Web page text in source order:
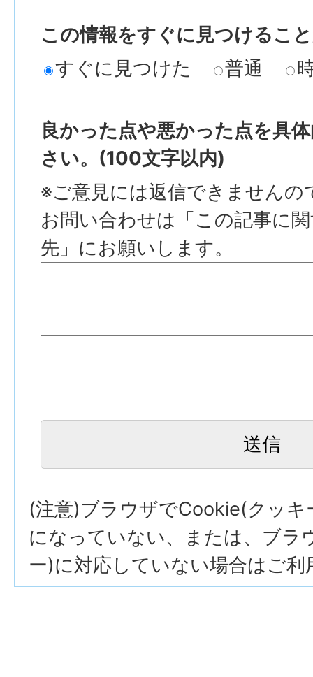
この情報をすぐに見つけるこ
すぐに見つけた
普通
良かった点や悪かった点を具
さい。(100文字以内)
※ご意見には返信できませんの
お問い合わせは「この記事に
先」にお願いします。
(注意)ブラウザでCookie(クッキ
になっていない、または、ブラ
ー)に対応していない場合はご利